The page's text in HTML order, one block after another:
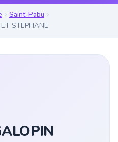
Saint-Pabu
STEPHANE